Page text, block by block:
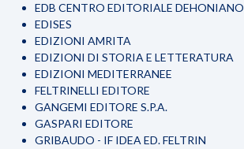
EDB CENTRO EDITORIALE DEHONIANO
EDISES
EDIZIONI AMRITA
EDIZIONI DI STORIA E LETTERATURA
EDIZIONI MEDITERRANEE
FELTRINELLI EDITORE
GANGEMI EDITORE S.P.A.
GASPARI EDITORE
GRIBAUDO - IF IDEA ED. FELTRIN